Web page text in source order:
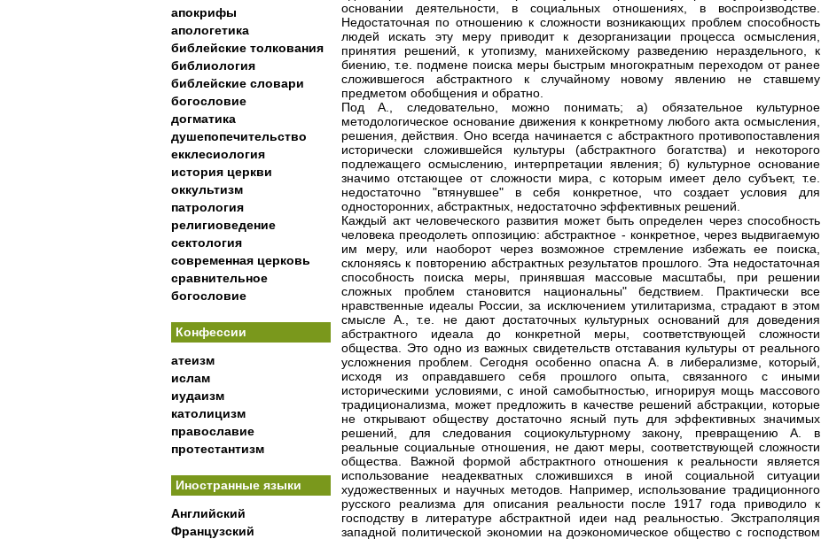
апокрифы
апологетика
библейские толкования
библиология
библейские словари
богословие
догматика
душепопечительство
екклесиология
история церкви
оккультизм
патрология
религиоведение
сектология
современная церковь
сравнительное
богословие
Конфессии
атеизм
ислам
иудаизм
католицизм
православие
протестантизм
Иностранные языки
Английский
Французский
основании деятельности, в социальных отношениях, в воспроизводстве.
Недостаточная по отношению к сложности возникающих проблем способность
людей искать эту меру приводит к дезорганизации процесса осмысления,
принятия решений, к утопизму, манихейскому разведению нераздельного, к
биению, т.е. подмене поиска меры быстрым многократным переходом от ранее
сложившегося абстрактного к случайному новому явлению не ставшему
предметом обобщения и обратно.
Под А., следовательно, можно понимать; а) обязательное культурное
методологическое основание движения к конкретному любого акта осмысления,
решения, действия. Оно всегда начинается с абстрактного противопоставления
исторически сложившейся культуры (абстрактного богатства) и некоторого
подлежащего осмыслению, интерпретации явления; б) культурное основание
значимо отстающее от сложности мира, с которым имеет дело субъект, т.е.
недостаточно "втянувшее" в себя конкретное, что создает условия для
односторонних, абстрактных, недостаточно эффективных решений.
Каждый акт человеческого развития может быть определен через способность
человека преодолеть оппозицию: абстрактное - конкретное, через выдвигаемую
им меру, или наоборот через возможное стремление избежать ее поиска,
склоняясь к повторению абстрактных результатов прошлого. Эта недостаточная
способность поиска меры, принявшая массовые масштабы, при решении
сложных проблем становится национальны" бедствием. Практически все
нравственные идеалы России, за исключением утилитаризма, страдают в этом
смысле А., т.е. не дают достаточных культурных оснований для доведения
абстрактного идеала до конкретной меры, соответствующей сложности
общества. Это одно из важных свидетельств отставания культуры от реального
усложнения проблем. Сегодня особенно опасна А. в либерализме, который,
исходя из оправдавшего себя прошлого опыта, связанного с иными
историческими условиями, с иной самобытностью, игнорируя мощь массового
традиционализма, может предложить в качестве решений абстракции, которые
не открывают обществу достаточно ясный путь для эффективных значимых
решений, для следования социокультурному закону, превращению А. в
реальные социальные отношения, не дают меры, соответствующей сложности
общества. Важной формой абстрактного отношения к реальности является
использование неадекватных сложившихся в иной социальной ситуации
художественных и научных методов. Например, использование традиционного
русского реализма для описания реальности после 1917 года приводило к
господству в литературе абстрактной идеи над реальностью. Экстраполяция
западной политической экономии на доэкономическое общество с господством